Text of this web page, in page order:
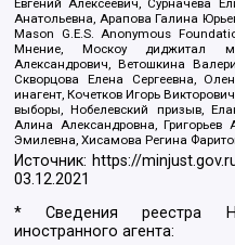
Анатольевна, Арапова Галина
Mason G.E.S. Anonymous
Мнение, Москоу диджитал
Александрович, Ветошкина
Скворцова Елена Сергеевна,
инагент, Кочетков Игорь
выборы, Нобелевский призыв,
Алина Александровна,
Эмилевна, Хисамова Регина
Источник: https://
03.12.2021
* Сведения реестра
иностранного агента: